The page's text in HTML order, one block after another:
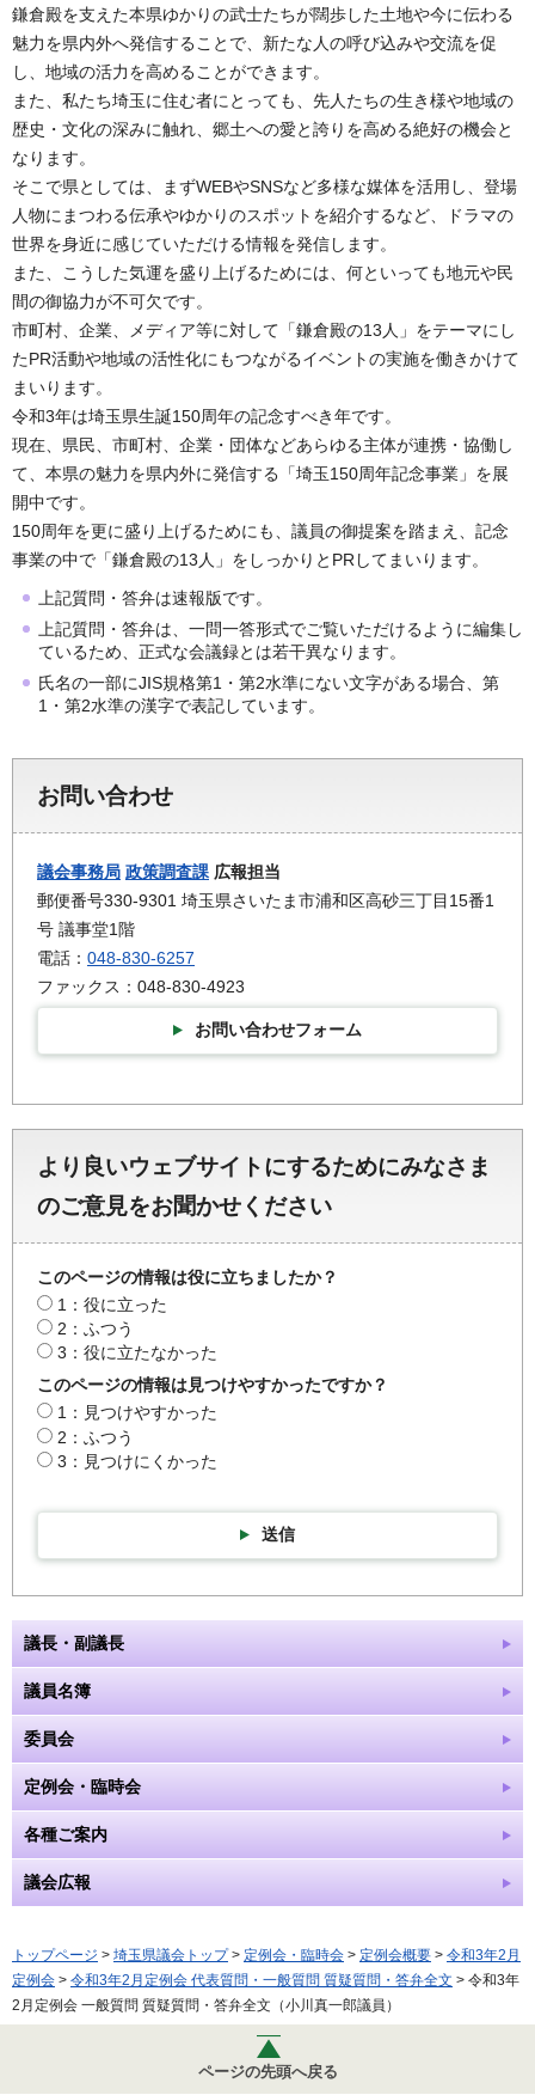
鎌倉殿を支えた本県ゆかりの武士たちが闊歩した土地や今に伝わる
魅力を県内外へ発信することで、新たな人の呼び込みや交流を促
し、地域の活力を高めることができます。
また、私たち埼玉に住む者にとっても、先人たちの生き様や地域の
歴史・文化の深みに触れ、郷土への愛と誇りを高める絶好の機会と
なります。
そこで県としては、まずWEBやSNSなど多様な媒体を活用し、登場
人物にまつわる伝承やゆかりのスポットを紹介するなど、ドラマの
世界を身近に感じていただける情報を発信します。
また、こうした気運を盛り上げるためには、何といっても地元や民
間の御協力が不可欠です。
市町村、企業、メディア等に対して「鎌倉殿の13人」をテーマにし
たPR活動や地域の活性化にもつながるイベントの実施を働きかけて
まいります。
令和3年は埼玉県生誕150周年の記念すべき年です。
現在、県民、市町村、企業・団体などあらゆる主体が連携・協働し
て、本県の魅力を県内外に発信する「埼玉150周年記念事業」を展
開中です。
150周年を更に盛り上げるためにも、議員の御提案を踏まえ、記念
事業の中で「鎌倉殿の13人」をしっかりとPRしてまいります。
上記質問・答弁は速報版です。
上記質問・答弁は、一問一答形式でご覧いただけるように編集し
ているため、正式な会議録とは若干異なります。
氏名の一部にJIS規格第1・第2水準にない文字がある場合、第
1・第2水準の漢字で表記しています。
お問い合わせ
議会事務局 政策調査課 広報担当
郵便番号330-9301 埼玉県さいたま市浦和区高砂三丁目15番1
号 議事堂1階
電話： 048-830-6257
ファックス：048-830-4923
お問い合わせフォーム
より良いウェブサイトにするためにみなさま
のご意見をお聞かせください
このページの情報は役に立ちましたか？
1：役に立った
2：ふつう
3：役に立たなかった
このページの情報は見つけやすかったですか？
1：見つけやすかった
2：ふつう
3：見つけにくかった
送信
議長・副議長
議員名簿
委員会
定例会・臨時会
各種ご案内
議会広報
トップページ > 埼玉県議会トップ> 定例会・臨時会 > 定例会概要 > 令和3年2月
定例会 > 令和3年2月定例会 代表質問・一般質問 質疑質問・答弁全文 > 令和3年
2月定例会 一般質問 質疑質問・答弁全文（小川真一郎議員）
ページの先頭へ戻る